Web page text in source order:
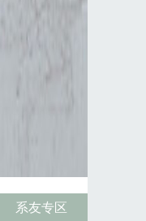
系友专区